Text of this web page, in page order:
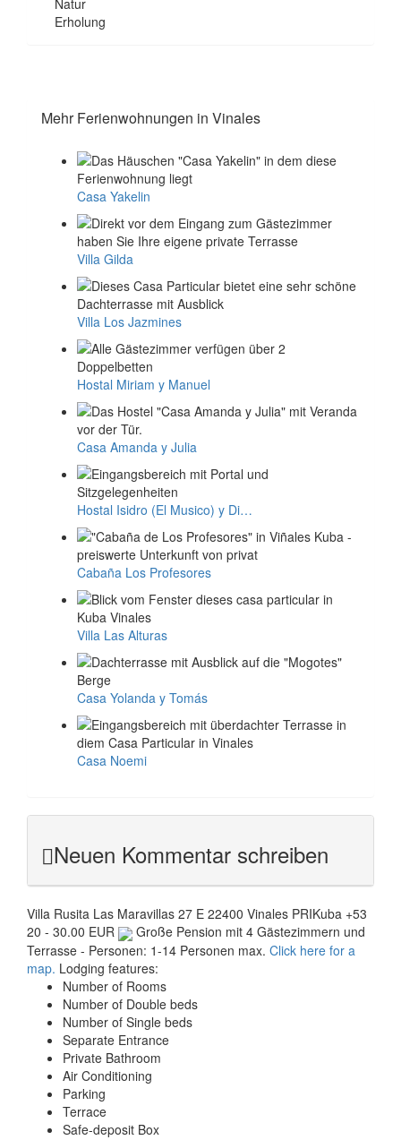
Natur
Erholung
Mehr Ferienwohnungen in Vinales
Casa Yakelin
Villa Gilda
Villa Los Jazmines
Hostal Miriam y Manuel
Casa Amanda y Julia
Hostal Isidro (El Musico) y Di…
Cabaña Los Profesores
Villa Las Alturas
Casa Yolanda y Tomás
Casa Noemi
Neuen Kommentar schreiben
Villa Rusita Las Maravillas 27 E 22400 Vinales PRIKuba +53
20 - 30.00 EUR
Große Pension mit 4 Gästezimmern und
Terrasse - Personen: 1-14 Personen max. Click here for a
map. Lodging features:
Number of Rooms
Number of Double beds
Number of Single beds
Separate Entrance
Private Bathroom
Air Conditioning
Parking
Terrace
Safe-deposit Box